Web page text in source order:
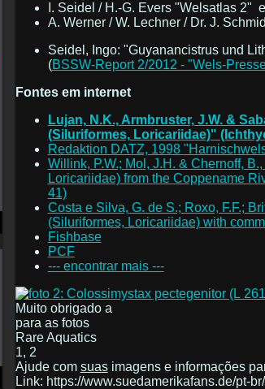
I. Seidel / H.-G. Evers "Welsatlas 2"
A. Werner / W. Lechner / Dr. J.
Seidel, Ingo: "Guyanancistrus und
(BSSW-Report 2/2012 - "Wels-
Fontes em internet
Lujan, N.K., Armbruster, J.W. &
(Siluriformes, Loricariidae)"
Redaktion DATZ, 1998
Willink, P.W.; Mol, J.H. & Chernoff,
Loricariidae) from the Coppename
41)
Costa e Silva, G. de S.; Roxo, F.F.;
(Siluriformes, Loricariidae) with
Fishbase
PCF
--- encontrar mais ---
Muito obrigado a
para as fotos
Rare Aquatics
1, 2
Ajude com suasimagens e informações
Link: https://www.suedamerikafans.de/pt-